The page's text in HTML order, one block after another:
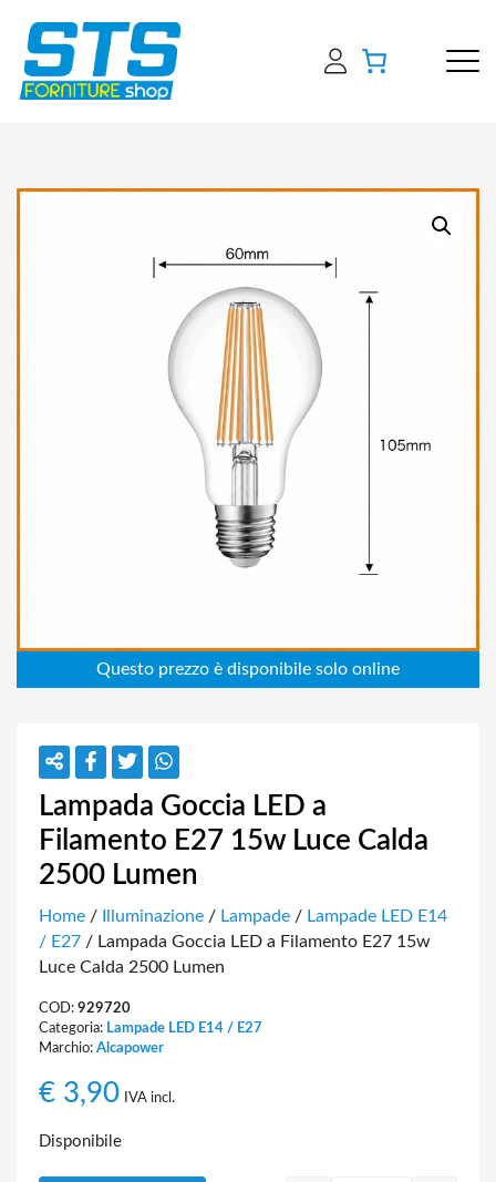
Lampada Goccia LED a
Filamento E27 15w Luce Calda
2500 Lumen
Home / Illuminazione / Lampade / Lampade LED E14
/ E27 / Lampada Goccia LED a Filamento E27 15w
Luce Calda 2500 Lumen
COD: 929720
Categoria: Lampade LED E14 / E27
Marchio: Alcapower
€ 3,90 IVA incl.
Disponibile